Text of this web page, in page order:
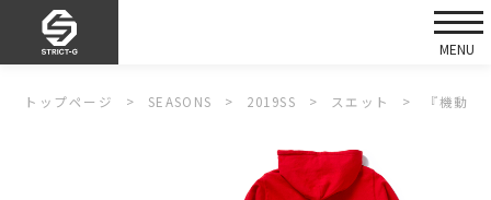
トップページ SEASONS 2019SS スエット 『機動